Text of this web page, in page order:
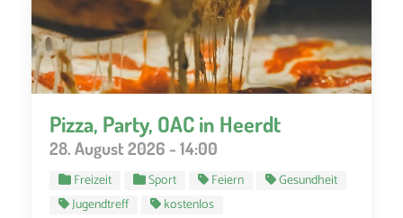
Pizza, Party, OAC in Heerdt
28. August 2026 - 14:00
Freizeit Sport Feiern
Gesundheit
Jugendtreff
kostenlos